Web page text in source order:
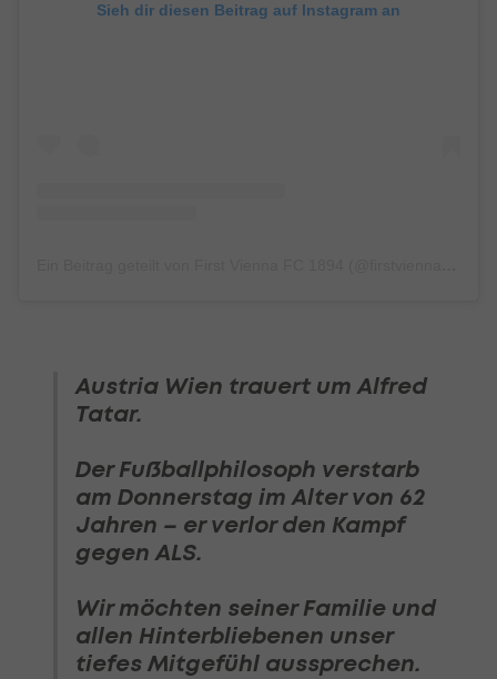
Sieh dir diesen Beitrag auf Instagram an
Austria Wien trauert um Alfred
Tatar.
Der Fußballphilosoph verstarb
am Donnerstag im Alter von 62
Jahren – er verlor den Kampf
gegen ALS.
Wir möchten seiner Familie und
allen Hinterbliebenen unser
tiefes Mitgefühl aussprechen.